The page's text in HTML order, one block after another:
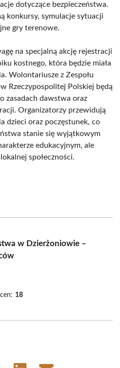
dotyczące bezpieczeństwa.
konkursy, symulacje sytuacji
gry terenowe.
na specjalną akcję rejestracji
kostnego, która będzie miała
Wolontariusze z Zespołu
Rzeczypospolitej Polskiej będą
zasadach dawstwa oraz
Organizatorzy przewidują
dzieci oraz poczęstunek, co
stanie się wyjątkowym
edukacyjnym, ale
społeczności.
w Dzierżoniowie –
18